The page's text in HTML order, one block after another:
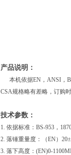
产品说明：
本机依据EN，ANSI，
CSA规格略有差略，订购
技术参数 ：
1. 依据标准： BS-953，
2. 落锤重量度：（EN）
3. 落下高度： (EN)0-